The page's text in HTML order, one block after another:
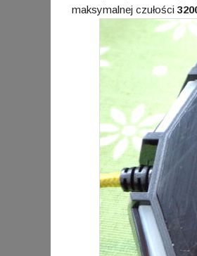
maksymalnej czułości